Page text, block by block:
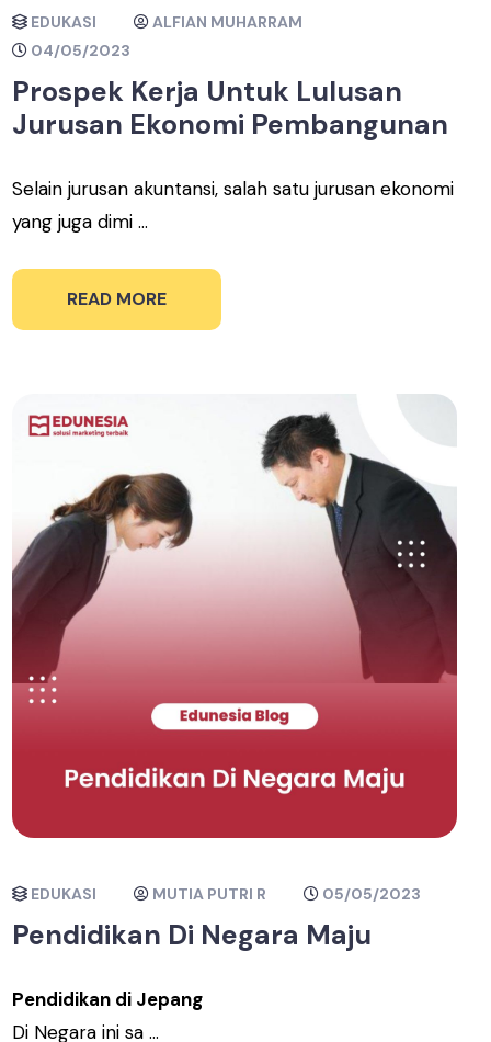
EDUKASI
ALFIAN MUHARRAM
04/05/2023
Prospek Kerja Untuk Lulusan
Jurusan Ekonomi Pembangunan
Selain jurusan akuntansi, salah satu jurusan ekonomi
yang juga dimi ...
READ MORE
EDUKASI MUTIA PUTRI R 05/05/2023
Pendidikan Di Negara Maju
Pendidikan di Jepang
Di Negara ini sa ...